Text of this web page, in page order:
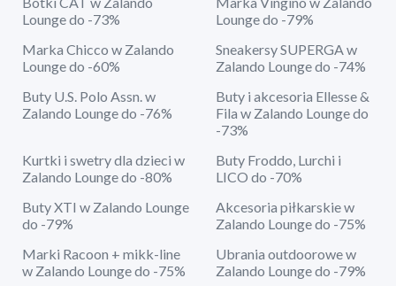
Lounge do -73%
Lounge do -79%
Marka Chicco w Zalando
Lounge do -60%
Sneakersy SUPERGA w
Zalando Lounge do -74%
Buty U.S. Polo Assn. w
Zalando Lounge do -76%
Buty i akcesoria Ellesse &
Fila w Zalando Lounge do
-73%
Kurtki i swetry dla dzieci w
Zalando Lounge do -80%
Buty Froddo, Lurchi i
LICO do -70%
Buty XTI w Zalando Lounge
do -79%
Akcesoria piłkarskie w
Zalando Lounge do -75%
Marki Racoon + mikk-line
w Zalando Lounge do -75%
Ubrania outdoorowe w
Zalando Lounge do -79%